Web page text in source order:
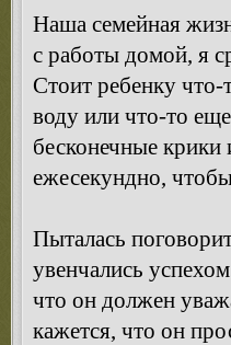
Наша семейная
с работы домой, я
Стоит ребенку что-
воду или что-то
бесконечные
ежесекундно,
Пыталась
увенчались
что он должен
кажется, что он